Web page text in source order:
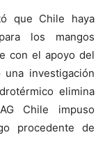
que Chile haya
los mangos
con el apoyo del
investigación
elimina
Chile impuso
procedente de